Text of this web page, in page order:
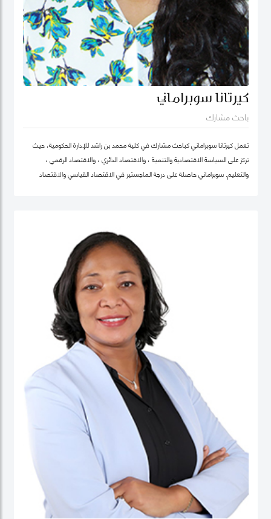
كيرتانا سوبراماني
باحث مشارك
تعمل كيرتانا سوبراماني كباحث مشارك في كلية محمد بن راشد للإدارة الحكومية، حيث
تركز على السياسة الاقتصادية والتنمية ، والاقتصاد الدائري ، والاقتصاد الرقمي ،
والتعليم. سوبراماني حاصلة على درجة الماجستير في الاقتصاد القياسي والاقتصاد